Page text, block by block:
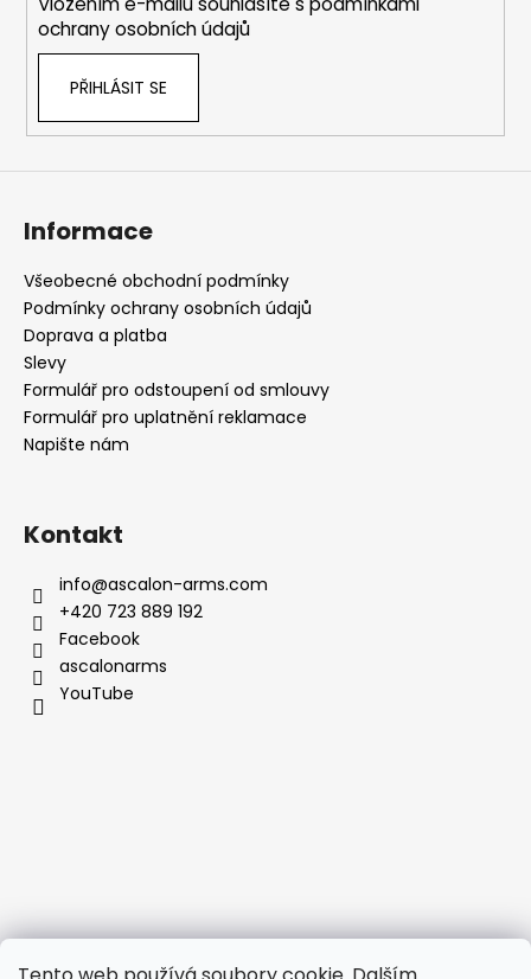
ochrany osobních údajů
PŘIHLÁSIT SE
Informace
Všeobecné obchodní podmínky
Podmínky ochrany osobních údajů
Doprava a platba
Slevy
Formulář pro odstoupení od smlouvy
Formulář pro uplatnění reklamace
Napište nám
Kontakt
info@ascalon-arms.com
+420 723 889 192
Facebook
ascalonarms
YouTube